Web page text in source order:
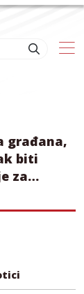
građana,
biti
za